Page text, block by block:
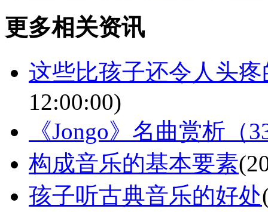
更多相关资讯
这些比孩子还令人头
12:00:00)
《Jongo》名曲赏析（
构成音乐的基本要素
孩子听古典音乐的好处